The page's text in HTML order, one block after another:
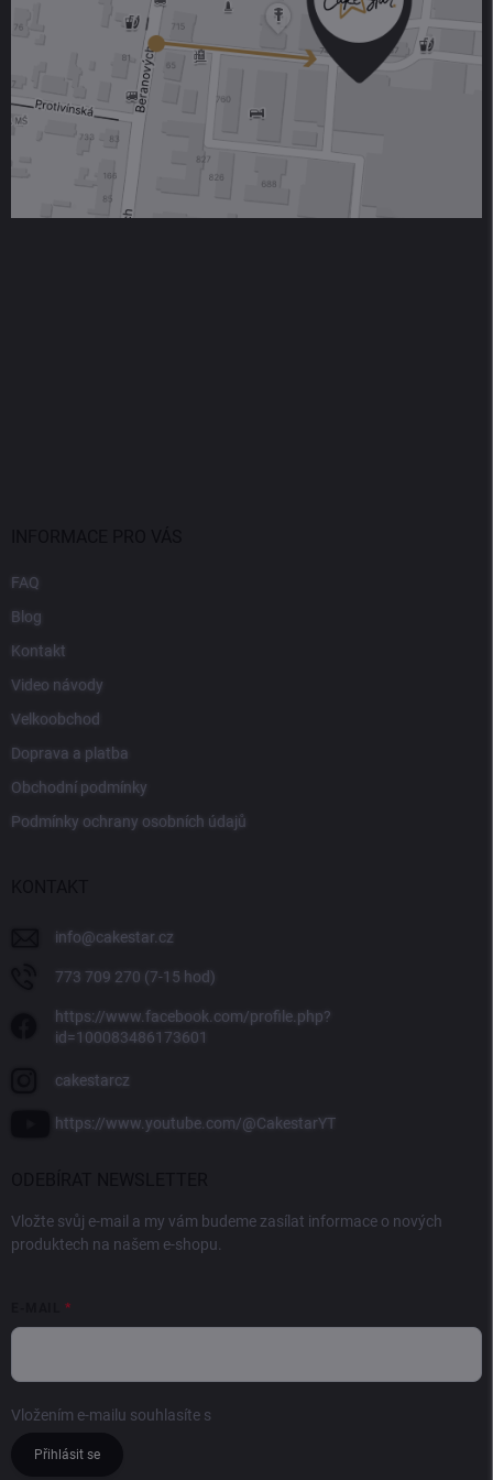
FAQ
Blog
Kontakt
Video návody
Velkoobchod
Doprava a platba
Obchodní podmínky
Podmínky ochrany osobních údajů
info@cakestar.cz
773 709 270 (7-15 hod)
https://www.facebook.com/profile.php?
id=100083486173601
cakestarcz
https://www.youtube.com/@CakestarYT
Vložte svůj e-mail a my vám budeme zasílat informace o nových
produktech na našem e-shopu.
Vložením e-mailu souhlasíte s
Přihlásit se